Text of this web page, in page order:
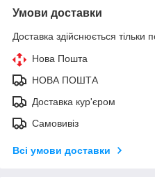
Умови доставки
Доставка здійснюється тільки
Нова Пошта
НОВА ПОШТА
Доставка кур'єром
Самовивіз
Всі умови доставки